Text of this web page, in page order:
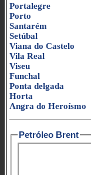
Portalegre
Porto
Santarém
Setúbal
Viana do Castelo
Vila Real
Viseu
Funchal
Ponta delgada
Horta
Angra do Heroísmo
Petróleo Brent